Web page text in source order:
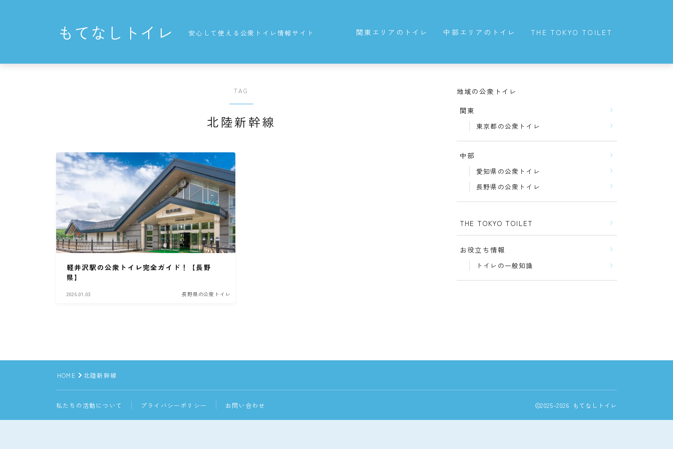
もてなしトイレ 安心して使える公衆トイレ情報サイト 関東エリアのトイレ 中部エリアのトイレ THE TOKYO TOILET
TAG
北陸新幹線
軽井沢駅の公衆トイレ完全ガイド！【長野
県】
2026.01.03 長野県の公衆トイレ
地域の公衆トイレ
関東
東京都の公衆トイレ
中部
愛知県の公衆トイレ
長野県の公衆トイレ
THE TOKYO TOILET
お役立ち情報
トイレの一般知識
HOME 北陸新幹線
私たちの活動について プライバシーポリシー お問い合わせ 2025–2026 もてなしトイレ